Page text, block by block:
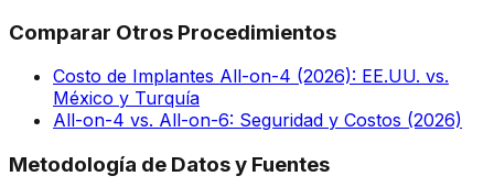
Comparar Otros Procedimientos
Costo de Implantes All-on-4 (2026): EE.UU. vs.
México y Turquía
All-on-4 vs. All-on-6: Seguridad y Costos (2026)
Metodología de Datos y Fuentes